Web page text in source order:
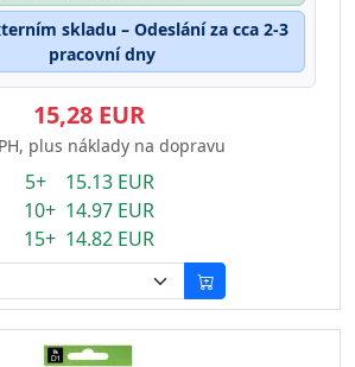
skladu – Odeslání za cca 2-3
pracovní dny
15,28 EUR
plus náklady na dopravu
5+ 15.13 EUR
10+ 14.97 EUR
15+ 14.82 EUR